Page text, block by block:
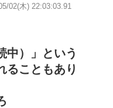
02(木) 22:03:03.91
中）」という
ることもあり